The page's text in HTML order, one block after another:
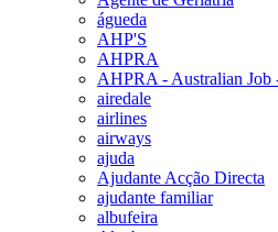
águeda
AHP'S
AHPRA
AHPRA - Australian Job
airedale
airlines
airways
ajuda
Ajudante Acção Directa
ajudante familiar
albufeira